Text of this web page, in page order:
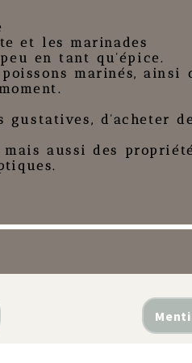
et les marinades
en tant qu'épice.
marinés, ainsi
gustatives, d'acheter
aussi des